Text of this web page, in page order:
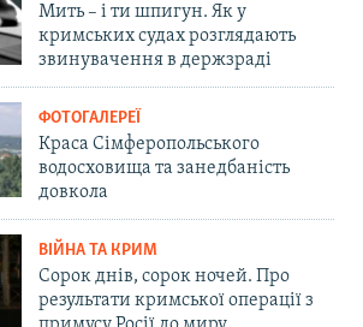
Мить – і ти шпигун. Як у
кримських судах розглядають
звинувачення в держзраді
ФОТОГАЛЕРЕЇ
Краса Сімферопольського
водосховища та занедбаність
довкола
ВІЙНА ТА КРИМ
Сорок днів, сорок ночей. Про
результати кримської операції з